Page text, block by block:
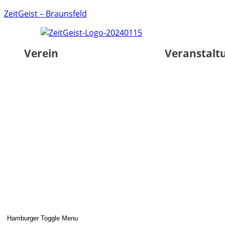
ZeitGeist – Braunsfeld
Verein
Hamburger Toggle Menu